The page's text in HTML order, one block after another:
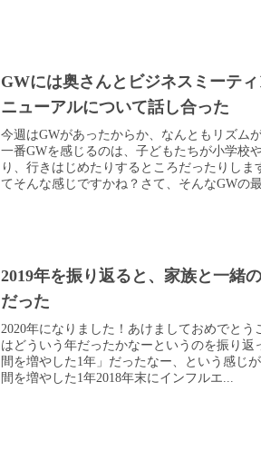
GWには奥さんとビジネスミーテ
ニューアルについて話し合った
今週はGWがあったからか、なんともリズム
一番GWを感じるのは、子どもたちが小学校
り、行きはじめたりするところだったりしま
てそんな感じですかね？さて、そんなGWの最
2019年を振り返ると、家族と一緒
だった
2020年になりました！あけましておめでとう
はどういう年だったかなーというのを振り返
間を増やした1年」だったなー、という感じ
間を増やした1年2018年末にインフルエ...